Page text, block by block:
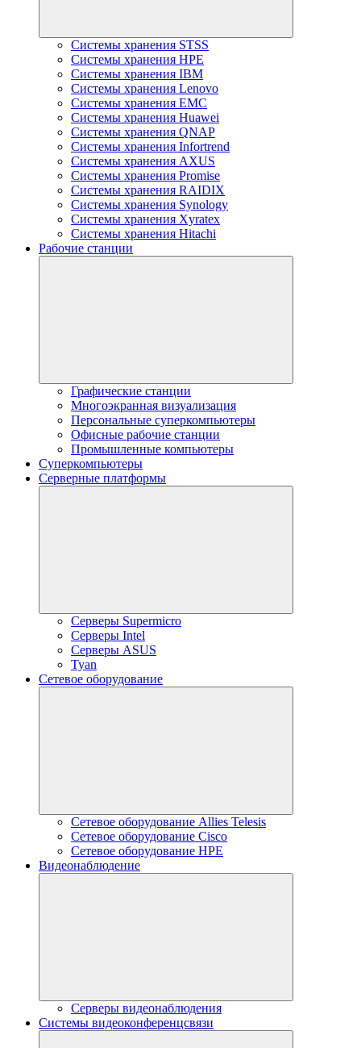
Системы хранения STSS
Системы хранения HPE
Системы хранения IBM
Системы хранения Lenovo
Системы хранения EMC
Системы хранения Huawei
Системы хранения QNAP
Системы хранения Infortrend
Системы хранения AXUS
Системы хранения Promise
Системы хранения RAIDIX
Системы хранения Synology
Системы хранения Xyratex
Системы хранения Hitachi
Рабочие станции
Графические станции
Многоэкранная визуализация
Персональные суперкомпьютеры
Офисные рабочие станции
Промышленные компьютеры
Суперкомпьютеры
Серверные платформы
Серверы Supermicro
Серверы Intel
Серверы ASUS
Tyan
Сетевое оборудование
Сетевое оборудование Allies Telesis
Сетевое оборудование Cisco
Сетевое оборудование HPE
Видеонаблюдение
Серверы видеонаблюдения
Системы видеоконференцсвязи